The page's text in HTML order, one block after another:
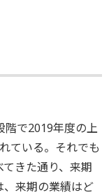
階で2019年度の上
ている。それでも
きた通り、来期
来期の業績はど